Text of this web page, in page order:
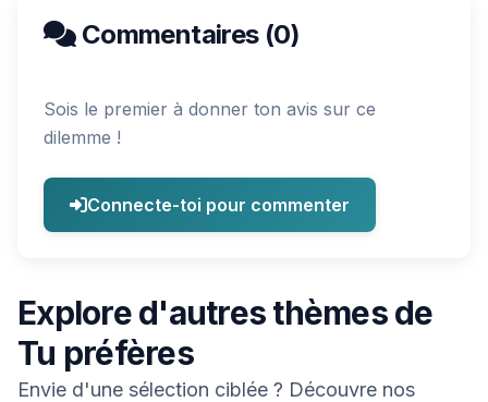
Commentaires (0)
Sois le premier à donner ton avis sur ce
dilemme !
Connecte-toi pour commenter
Explore d'autres thèmes de
Tu préfères
Envie d'une sélection ciblée ? Découvre nos